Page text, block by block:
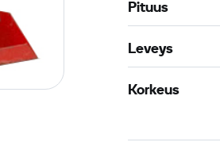
Pituus
Leveys
Korkeus